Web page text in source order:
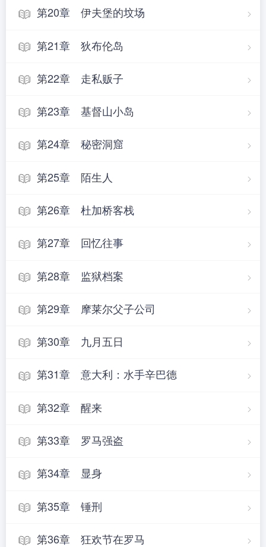
第20章 伊夫堡的坟场
第21章 狄布伦岛
第22章 走私贩子
第23章 基督山小岛
第24章 秘密洞窟
第25章 陌生人
第26章 杜加桥客栈
第27章 回忆往事
第28章 监狱档案
第29章 摩莱尔父子公司
第30章 九月五日
第31章 意大利：水手辛巴德
第32章 醒来
第33章 罗马强盗
第34章 显身
第35章 锤刑
第36章 狂欢节在罗马